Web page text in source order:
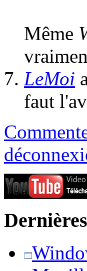
Même
LeMoi
faut